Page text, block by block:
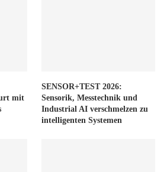
mit
SENSOR+TEST 2026:
Sensorik, Messtechnik und
Industrial AI verschmelzen zu
intelligenten Systemen